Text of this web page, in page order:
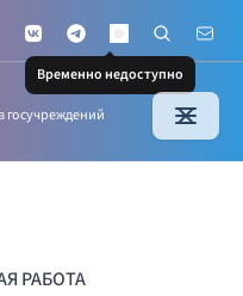
VKontakteTelegramMAX
Временно недоступно
Поиск по
Почта
РАБОТА